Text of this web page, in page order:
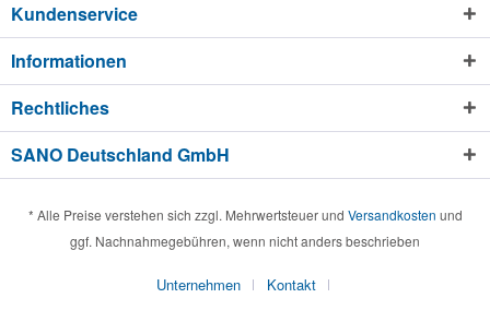
Kundenservice
Informationen
Rechtliches
SANO Deutschland GmbH
* Alle Preise verstehen sich zzgl. Mehrwertsteuer und Versandkosten und
ggf. Nachnahmegebühren, wenn nicht anders beschrieben
Unternehmen
Kontakt